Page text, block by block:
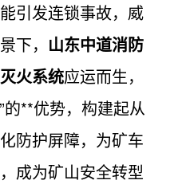
引发连锁事故，威
下， 山东中道消防
火系统应运而生，
的**优势，构建起从
防护屏障，为矿车
成为矿山安全转型